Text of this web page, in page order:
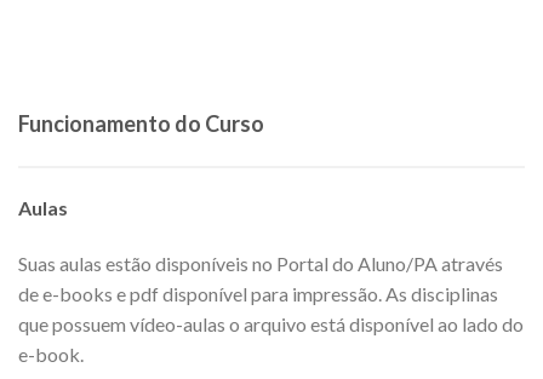
Funcionamento do Curso
Aulas
Suas aulas estão disponíveis no Portal do Aluno/PA através
de e-books e pdf disponível para impressão. As disciplinas
que possuem vídeo-aulas o arquivo está disponível ao lado do
e-book.